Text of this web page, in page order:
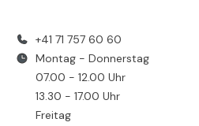
+41 71 757 60 60
Montag - Donnerstag
07.00 - 12.00 Uhr
13.30 - 17.00 Uhr
Freitag